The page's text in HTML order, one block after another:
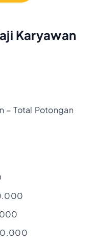
Karyawan
− Total Potongan